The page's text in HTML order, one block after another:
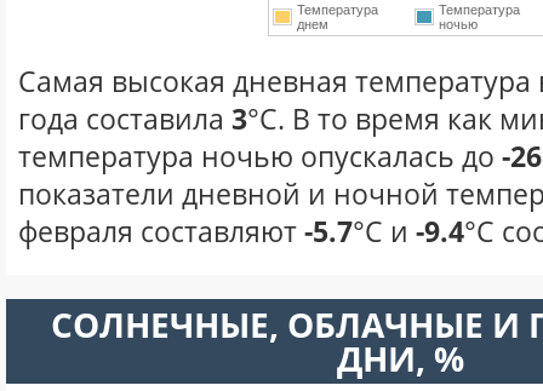
Температура
днем
Температура
ночью
Самая высокая дневная температура
года составила 3°С. В то время как
температура ночью опускалась до -26
показатели дневной и ночной
февраля составляют-5.7°С и -9.4°С
CОЛНЕЧНЫЕ, ОБЛАЧНЫЕ И
ДНИ, %